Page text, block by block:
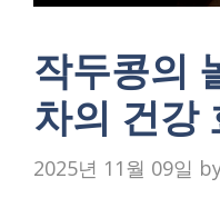
작두콩의
차의 건강
2025년 11월 09일